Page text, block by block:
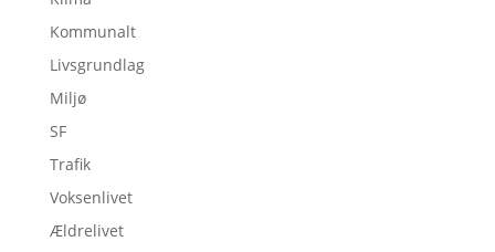
Kommunalt
Livsgrundlag
Miljø
SF
Trafik
Voksenlivet
Ældrelivet